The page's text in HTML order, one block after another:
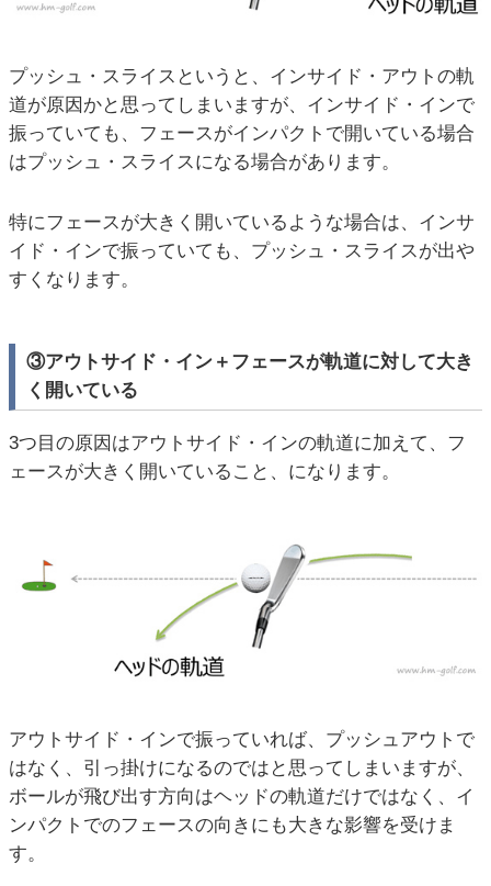
プッシュ・スライスというと、インサイド・アウトの軌
道が原因かと思ってしまいますが、インサイド・インで
振っていても、フェースがインパクトで開いている場合
はプッシュ・スライスになる場合があります。
特にフェースが大きく開いているような場合は、インサ
イド・インで振っていても、プッシュ・スライスが出や
すくなります。
③アウトサイド・イン＋フェースが軌道に対して大き
く開いている
3つ目の原因はアウトサイド・インの軌道に加えて、フ
ェースが大きく開いていること、になります。
アウトサイド・インで振っていれば、プッシュアウトで
はなく、引っ掛けになるのではと思ってしまいますが、
ボールが飛び出す方向はヘッドの軌道だけではなく、イ
ンパクトでのフェースの向きにも大きな影響を受けま
す。